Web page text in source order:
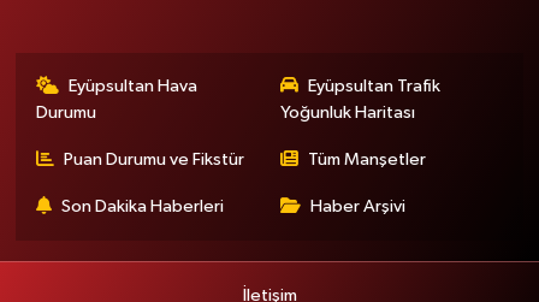
Eyüpsultan Hava
Durumu
Eyüpsultan Trafik
Yoğunluk Haritası
Puan Durumu ve Fikstür Tüm Manşetler
Son Dakika Haberleri Haber Arşivi
İletişim